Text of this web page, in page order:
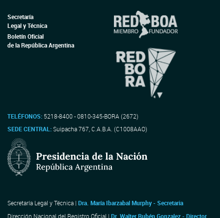
Secretaría
Legal y Técnica
Boletín Oficial
de la República Argentina
TELÉFONOS: 5218-8400 - 0810-345-BORA (2672)
SEDE CENTRAL:Suipacha 767, C.A.B.A. (C1008AAO)
Secretaría Legal y Técnica | Dra. María Ibarzabal Murphy - Secretaria
Dirección Nacional del Registro Oficial | Dr. Walter Rubén Gonzalez - Director